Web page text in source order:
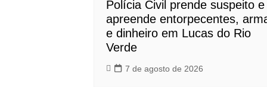
Polícia Civil prende suspeito e
apreende entorpecentes,
e dinheiro em Lucas do Rio
Verde
7 de agosto de 2026